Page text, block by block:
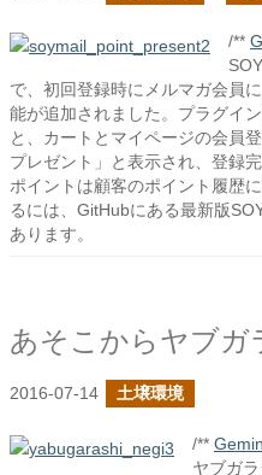
/**
で、初回登録時にメルマガ会員
能が追加されました。プラグイ
と、カートとマイページの会員
プレゼント」と表示され、登録
ポイントは顧客のポイント履歴
るには、GitHubにある最新版
あります。
あそこからヤブガ
2016-07-14 土壌環境
/**
ヤブガ